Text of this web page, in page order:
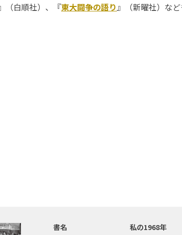
（白順社）、『東大闘争の語り』（新曜社）など
書名
私の1968年